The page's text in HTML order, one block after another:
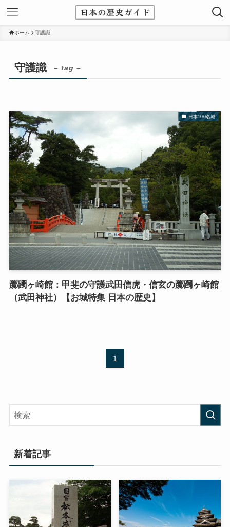
ホーム 守護識
守護識 – tag –
日本100名城
躑躅ヶ崎館：甲斐の守護武田信虎・信玄の躑躅ヶ崎館
（武田神社）【お城特集 日本の歴史】
1
新着記事